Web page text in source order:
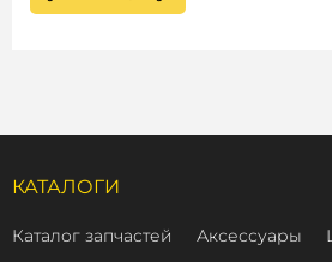
КАТАЛОГИ
Каталог запчастей Аксессуары